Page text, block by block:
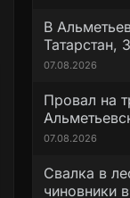
В
Татарстан,
07.08.2026
Провал на
07.08.2026
Свалка в
чиновники